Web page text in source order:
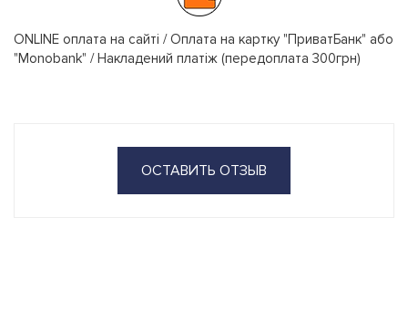
ONLINE оплата на сайті / Оплата на картку "ПриватБанк" або
"Monobank" / Накладений платіж (передоплата 300грн)
ОСТАВИТЬ ОТЗЫВ